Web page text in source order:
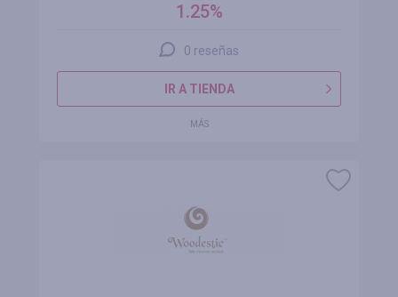
1.25%
0 reseñas
IR A TIENDA
MÁS